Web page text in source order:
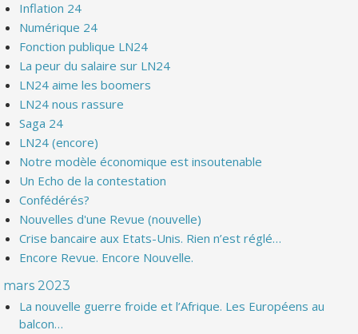
Inflation 24
Numérique 24
Fonction publique LN24
La peur du salaire sur LN24
LN24 aime les boomers
LN24 nous rassure
Saga 24
LN24 (encore)
Notre modèle économique est insoutenable
Un Echo de la contestation
Confédérés?
Nouvelles d'une Revue (nouvelle)
Crise bancaire aux Etats-Unis. Rien n’est réglé…
Encore Revue. Encore Nouvelle.
mars 2023
La nouvelle guerre froide et l’Afrique. Les Européens au
balcon…